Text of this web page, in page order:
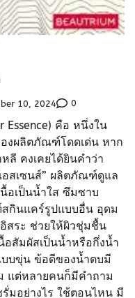
10, 2024 0
Essence) คือ หนึ่งใน
ผลิตภัณฑ์โดดเด่น หาก
ลี คงเคยได้ยินคำว่า
อสเซนส์” ผลิตภัณฑ์ดูแล
อเป็นน้ำใส ซึมซาบ
กินแคร์รูปแบบอื่น อุดม
สระ ช่วยให้ผิวชุ่มชื้น
อสัมผัสเป็นน้ำหรือกึ่งน้ำ
บบขุ่น ข้อดีของน้ำตบมี
แต่หลายคนก็มีคำถาม
รั่มอย่างไร ใช้ตอนไหน มี